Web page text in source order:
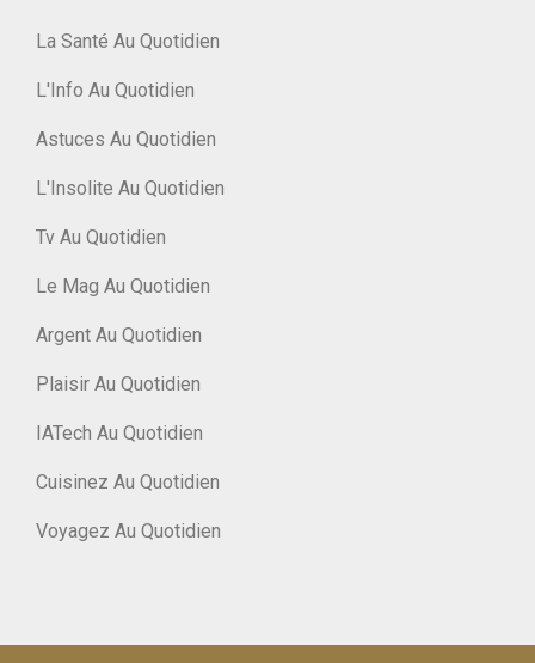
La Santé Au Quotidien
L'Info Au Quotidien
Astuces Au Quotidien
L'Insolite Au Quotidien
Tv Au Quotidien
Le Mag Au Quotidien
Argent Au Quotidien
Plaisir Au Quotidien
IATech Au Quotidien
Cuisinez Au Quotidien
Voyagez Au Quotidien